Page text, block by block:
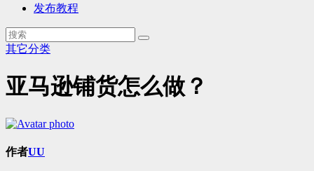
发布教程
其它分类
亚马逊铺货怎么做？
作者UU